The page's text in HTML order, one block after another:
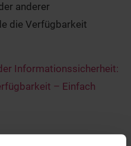
anderer
die Verfügbarkeit
Informationssicherheit:
– Einfach